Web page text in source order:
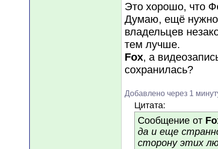
Это хорошо, что
Думаю, ещё нужно
владельцев
тем лучше.
Fox, а
сохранилась?
Добавлено через 1
Цитата:
Сообщение от
да и еще
сторону этих